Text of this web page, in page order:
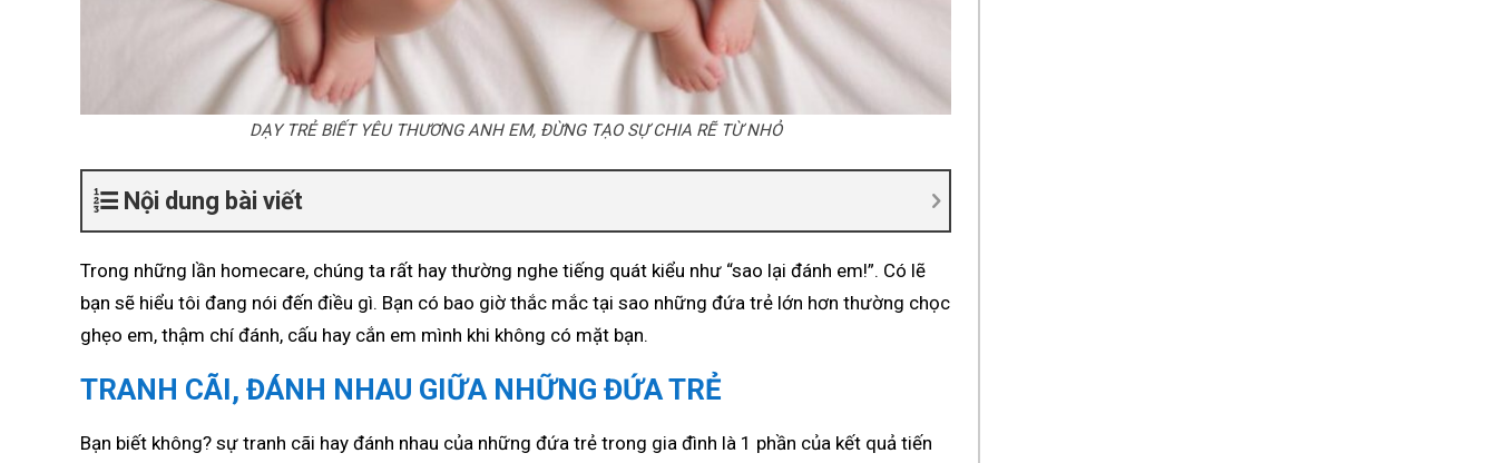
DẠY TRẺ BIẾT YÊU THƯƠNG ANH EM, ĐỪNG TẠO SỰ CHIA RẼ TỪ NHỎ
Nội dung bài viết
Trong những lần homecare, chúng ta rất hay thường nghe tiếng quát kiểu như “sao lại đánh em!”. Có lẽ
bạn sẽ hiểu tôi đang nói đến điều gì. Bạn có bao giờ thắc mắc tại sao những đứa trẻ lớn hơn thường chọc
ghẹo em, thậm chí đánh, cấu hay cắn em mình khi không có mặt bạn.
TRANH CÃI, ĐÁNH NHAU GIỮA NHỮNG ĐỨA TRẺ
Bạn biết không? sự tranh cãi hay đánh nhau của những đứa trẻ trong gia đình là 1 phần của kết quả tiến